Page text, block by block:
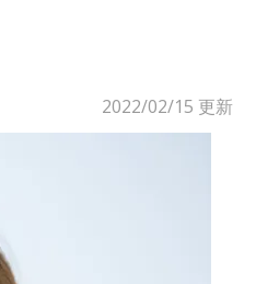
2022/02/15 更新